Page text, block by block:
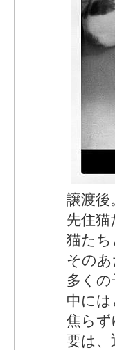
譲渡後
先住猫
猫た
そのあ
多く
中に
焦ら
要は、